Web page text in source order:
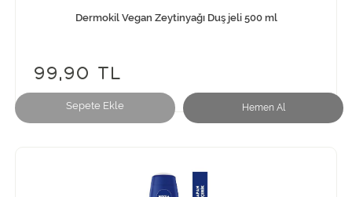
Sepete Ekle Hemen Al
Dermokil Vegan Zeytinyağı Duş jeli 500 ml
99,90 TL